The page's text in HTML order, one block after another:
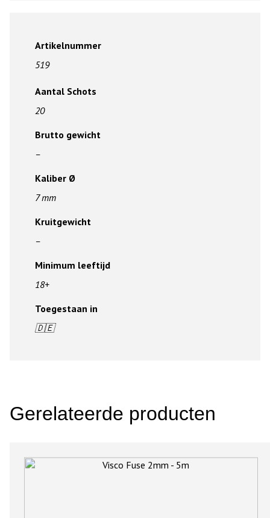
Artikelnummer
519
Aantal Schots
20
Brutto gewicht
–
Kaliber Ø
7 mm
Kruitgewicht
–
Minimum leeftijd
18+
Toegestaan in
🇩🇪
Gerelateerde producten